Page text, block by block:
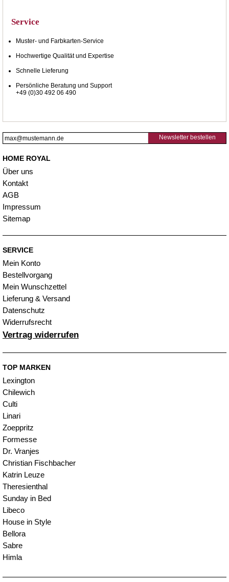
Service
Muster- und Farbkarten-Service
Hochwertige Qualität und Expertise
Schnelle Lieferung
Persönliche Beratung und Support
+49 (0)30 492 06 490
Newsletter bestellen
HOME ROYAL
Über uns
Kontakt
AGB
Impressum
Sitemap
SERVICE
Mein Konto
Bestellvorgang
Mein Wunschzettel
Lieferung & Versand
Datenschutz
Widerrufsrecht
Vertrag widerrufen
TOP MARKEN
Lexington
Chilewich
Culti
Linari
Zoeppritz
Formesse
Dr. Vranjes
Christian Fischbacher
Katrin Leuze
Theresienthal
Sunday in Bed
Libeco
House in Style
Bellora
Sabre
Himla